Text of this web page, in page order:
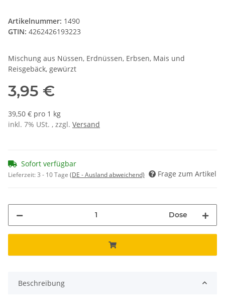
Artikelnummer: 1490
GTIN: 4262426193223
Mischung aus Nüssen, Erdnüssen, Erbsen, Mais und
Reisgebäck, gewürzt
3,95 €
39,50 € pro 1 kg
inkl. 7% USt. , zzgl. Versand
Sofort verfügbar
Lieferzeit:3 - 10 Tage (DE - Ausland abweichend) Frage zum Artikel
Dose
Beschreibung